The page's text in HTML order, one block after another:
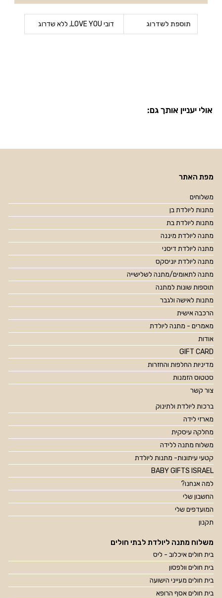
תוספת לשדרוג דובי LOVE YOU, ללא שדרוג
אולי יעניין אותך גם:
מפת האתר
משלוחים
מתנות ליולדת בן
מתנות ליולדת בת
מתנה ליולדת מיננה
מתנה ליולדת דיסני
מתנה ליולדת יוניסקס
מתנה לתאומים/מתנה לשלישייה
תוספות שונות למתנה
מתנות לאישה ולגבר
הרכבה אישית
מאמרים - מתנה ליולדת
אודות
GIFT CARD
מדיניות החלפות והחזרות
סטטוס הזמנות
צור קשר
ברכות ליולדת ולתינוק
מארזי לידה
מחלקה עיסקית
משלוח מתנה ללידה
קטעי עיתונות- מתנות ליולדת
BABY GIFTS ISRAEL
למה אנחנו?
החשבון שלי
המועדפים שלי
תקנון
משלוח מתנה ליולדת לבתי חולים
בית חולים איכלוב - ליס
בית חולים וולפסון
בית חולים מעייני הישועה
בית חולים אסף הרופא